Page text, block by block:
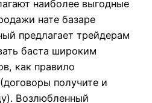
наиболее выгодные
нате базаре
предлагает трейдерам
баста широким
как правило
получите и
Возлюбленный